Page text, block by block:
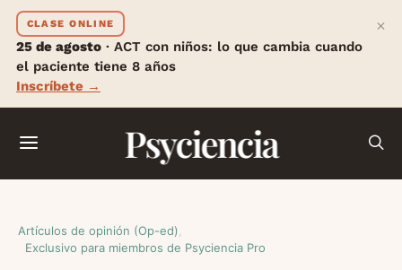
CLASE ONLINE
25 de agosto · ACT con niños: lo que cambia cuando
el paciente tiene 8 años
Inscríbete →
×
Psyciencia
Artículos de opinión (Op-ed)
Exclusivo para miembros de Psyciencia Pro